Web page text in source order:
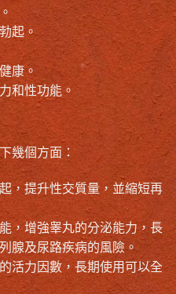
起。
康。
和性功能。
幾個方面：
，提升性交質量，並縮短再
，增強睾丸的分泌能力，長
腺及尿路疾病的風險。
活力因數，長期使用可以全